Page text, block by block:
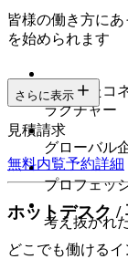
皆様の働き方に
を始められます
安定したコ
ラクチャー
グローバル
プロフェッ
考え抜かれ
さらに表示
見積請求
無料内覧予約詳細
ホットデスク /
どこでも働ける